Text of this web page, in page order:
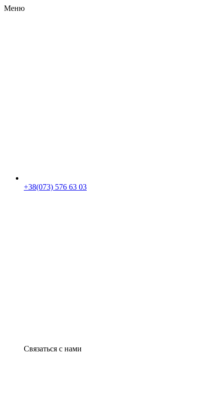
Меню
+38(073) 576 63 03
Связаться с нами